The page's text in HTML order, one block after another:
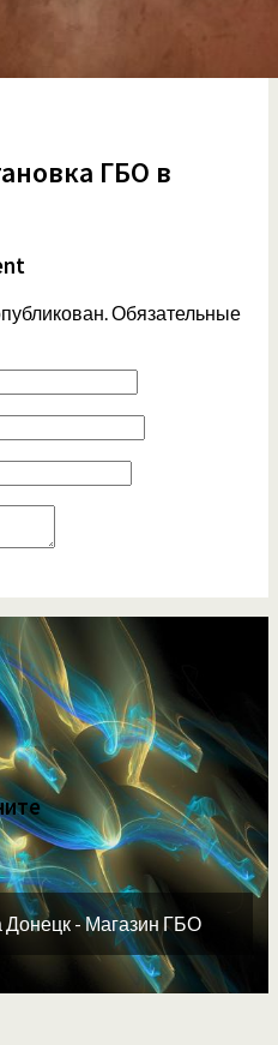
ГБО в
Обязательные
- Магазин ГБО